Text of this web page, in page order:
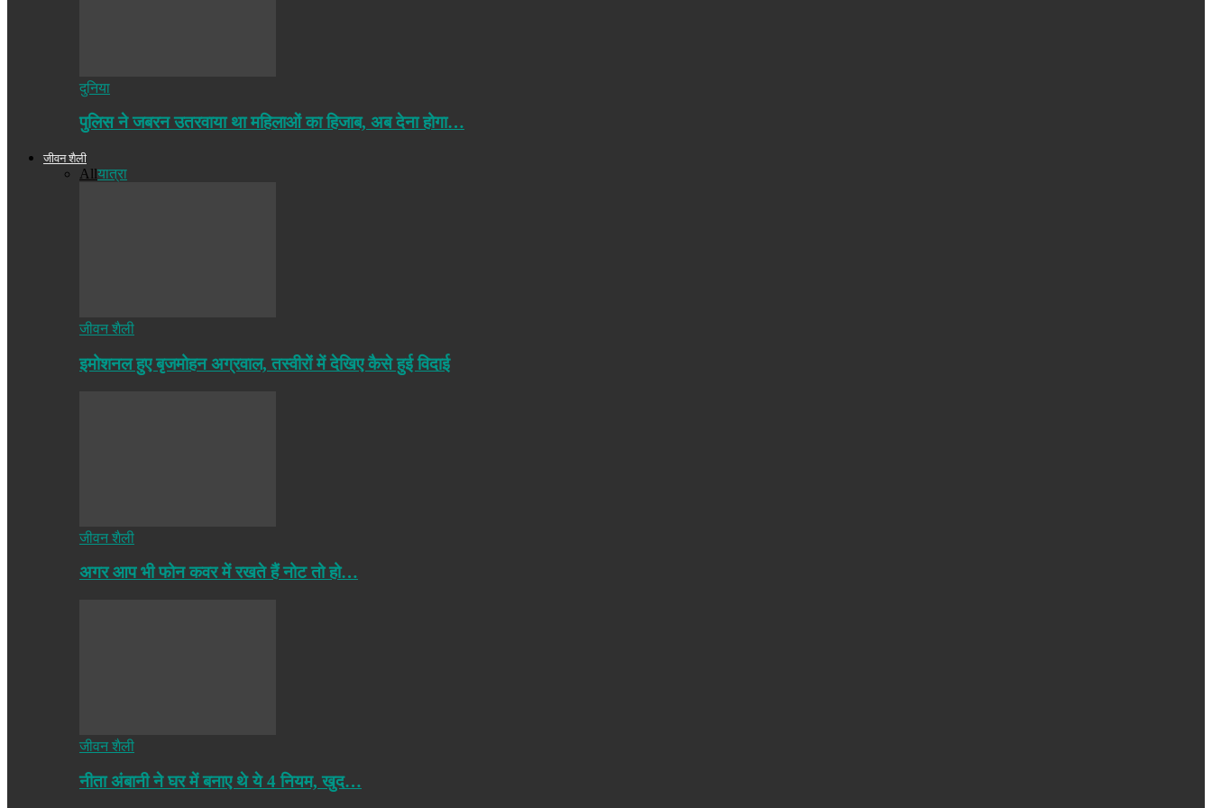
दुनिया
पुलिस ने जबरन उतरवाया था महिलाओं का हिजाब, अब देना होगा…
जीवन शैली
Allयात्रा
जीवन शैली
इमोशनल हुए बृजमोहन अग्रवाल, तस्वीरों में देखिए कैसे हुई विदाई
जीवन शैली
अगर आप भी फोन कवर में रखते हैं नोट तो हो…
जीवन शैली
नीता अंबानी ने घर में बनाए थे ये 4 नियम, खुद…